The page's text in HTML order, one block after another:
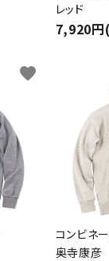
レッド
7,920円
favorite
コンビネ
奥寺康彦